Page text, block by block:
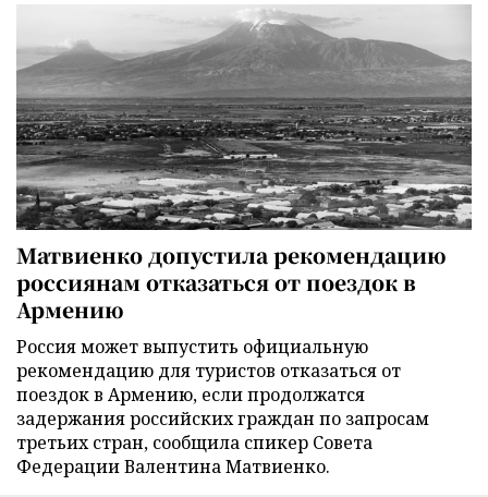
Матвиенко допустила рекомендацию
россиянам отказаться от поездок в
Армению
Россия может выпустить официальную
рекомендацию для туристов отказаться от
поездок в Армению, если продолжатся
задержания российских граждан по запросам
третьих стран, сообщила спикер Совета
Федерации Валентина Матвиенко.